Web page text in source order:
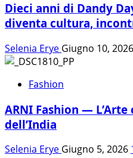
Dieci anni di Dandy
diventa cultura,
Selenia Erye Giugno 10, 2026
Fashion
ARNI Fashion — L’Arte
dell’India
Selenia Erye Giugno 5, 2026